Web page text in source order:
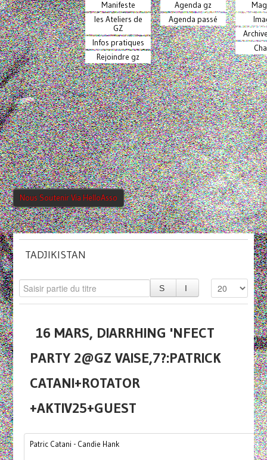
Manifeste
les Ateliers de
GZ
Infos pratiques
Rejoindre gz
Agenda gz
Agenda passé
Nous Soutenir Via HelloAsso
TADJIKISTAN
16 MARS, DIARRHING 'NFECT
PARTY 2@GZ VAISE,7?:PATRICK
CATANI+ROTATOR
+AKTIV25+GUEST
Patric Catani - Candie Hank